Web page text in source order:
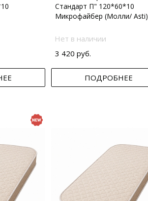
Стандарт П" 120*60*10
Микрофайбер (Молли/ Asti)
Нет в наличии
3 420 руб.
ПОДРОБНЕЕ